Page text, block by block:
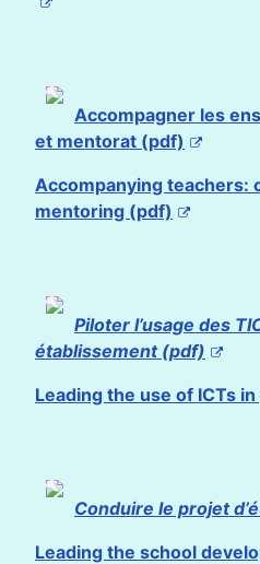
Accompagner les
et mentorat (pdf)
Accompanying teachers:
mentoring (pdf)
Piloter l’usage des
établissement (pdf)
Leading the use of ICTs
Conduire le projet
Leading the school